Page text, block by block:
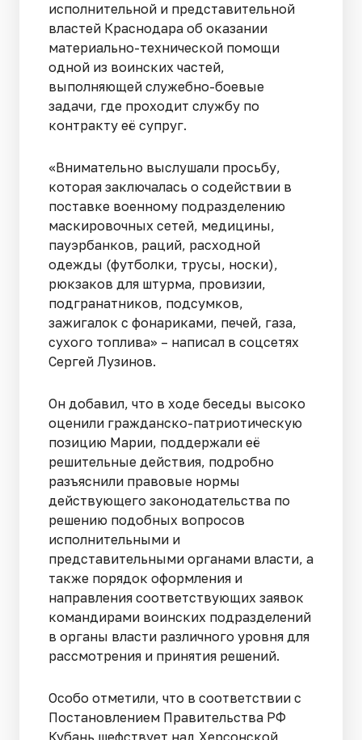
исполнительной и представительной
властей Краснодара об оказании
материально-технической помощи
одной из воинских частей,
выполняющей служебно-боевые
задачи, где проходит службу по
контракту её супруг.
«Внимательно выслушали просьбу,
которая заключалась о содействии в
поставке военному подразделению
маскировочных сетей, медицины,
пауэрбанков, раций, расходной
одежды (футболки, трусы, носки),
рюкзаков для штурма, провизии,
подгранатников, подсумков,
зажигалок с фонариками, печей, газа,
сухого топлива» – написал в соцсетях
Сергей Лузинов.
Он добавил, что в ходе беседы высоко
оценили гражданско-патриотическую
позицию Марии, поддержали её
решительные действия, подробно
разъяснили правовые нормы
действующего законодательства по
решению подобных вопросов
исполнительными и
представительными органами власти, а
также порядок оформления и
направления соответствующих заявок
командирами воинских подразделений
в органы власти различного уровня для
рассмотрения и принятия решений.
Особо отметили, что в соответствии с
Постановлением Правительства РФ